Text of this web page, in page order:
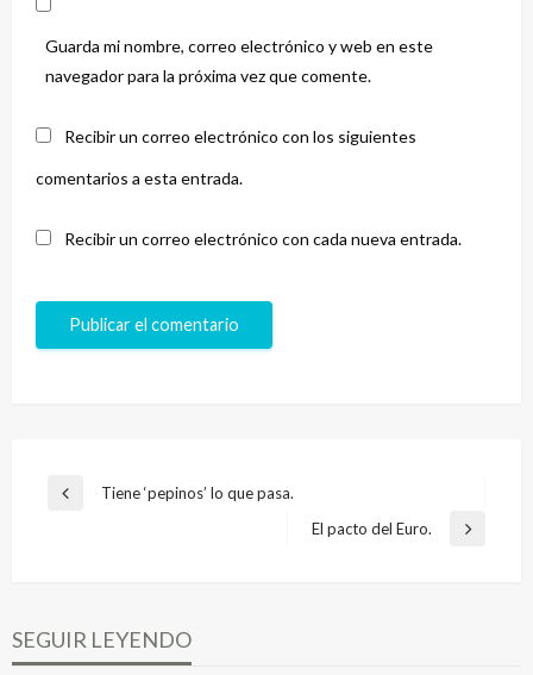
Guarda mi nombre, correo electrónico y web en este
navegador para la próxima vez que comente.
Recibir un correo electrónico con los siguientes
comentarios a esta entrada.
Recibir un correo electrónico con cada nueva entrada.
Navegación
Entrada
Tiene ‘pepinos’ lo que pasa.
Entrada
El pacto del Euro.
SEGUIR LEYENDO